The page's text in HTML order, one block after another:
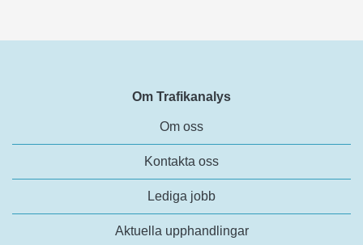
Om Trafikanalys
Om oss
Kontakta oss
Lediga jobb
Aktuella upphandlingar